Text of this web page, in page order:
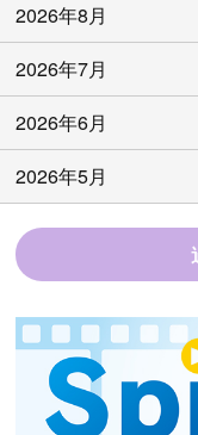
2026年8月
2026年7月
2026年6月
2026年5月